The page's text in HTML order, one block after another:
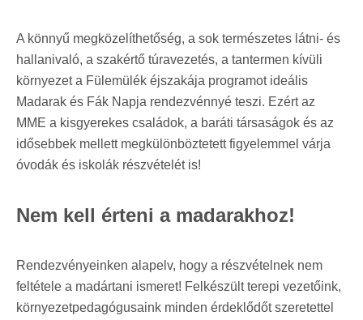
A könnyű megközelíthetőség, a sok természetes látni- és
hallanivaló, a szakértő túravezetés, a tantermen kívüli
környezet a Fülemülék éjszakája programot ideális
Madarak és Fák Napja rendezvénnyé teszi. Ezért az
MME a kisgyerekes családok, a baráti társaságok és az
idősebbek mellett megkülönböztetett figyelemmel várja
óvodák és iskolák részvételét is!
Nem kell érteni a madarakhoz!
Rendezvényeinken alapelv, hogy a részvételnek nem
feltétele a madártani ismeret! Felkészült terepi vezetőink,
környezetpedagógusaink minden érdeklődőt szeretettel